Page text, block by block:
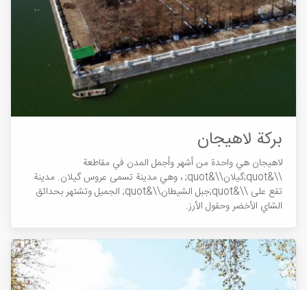
بركة لاهيجان
لاهيجان هي واحدة من أشهر وأجمل المدن في مقاطعة
\\&quot;گيلان\\&quot; ، وهي مدينة تسمى عروس گيلان. مدينة
تقع على \\&quot;جبل الشيطان\\&quot; الجميل وتشتهر بحدائق
الشاي الأخضر وحقول الأرز.